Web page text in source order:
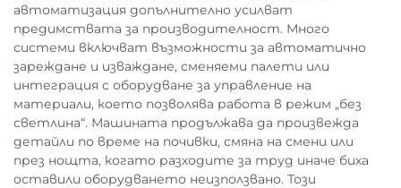
автоматизация допълнително усилват
предимствата за производителност. Много
системи включват възможности за автоматично
зареждане и изваждане, сменяеми палети или
интеграция с оборудване за управление на
материали, което позволява работа в режим „без
светлина“. Машината продължава да произвежда
детайли по време на почивки, смяна на смени или
през нощта, когато разходите за труд иначе биха
оставили оборудването неизползвано. Този